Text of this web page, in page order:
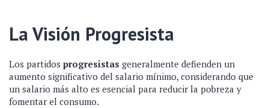
La Visión Progresista
Los partidos progresistas generalmente defienden un
aumento significativo del salario mínimo, considerando que
un salario más alto es esencial para reducir la pobreza y
fomentar el consumo.